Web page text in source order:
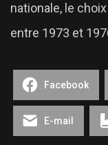
nationale, le
entre 1973 et
Facebook
E-mail